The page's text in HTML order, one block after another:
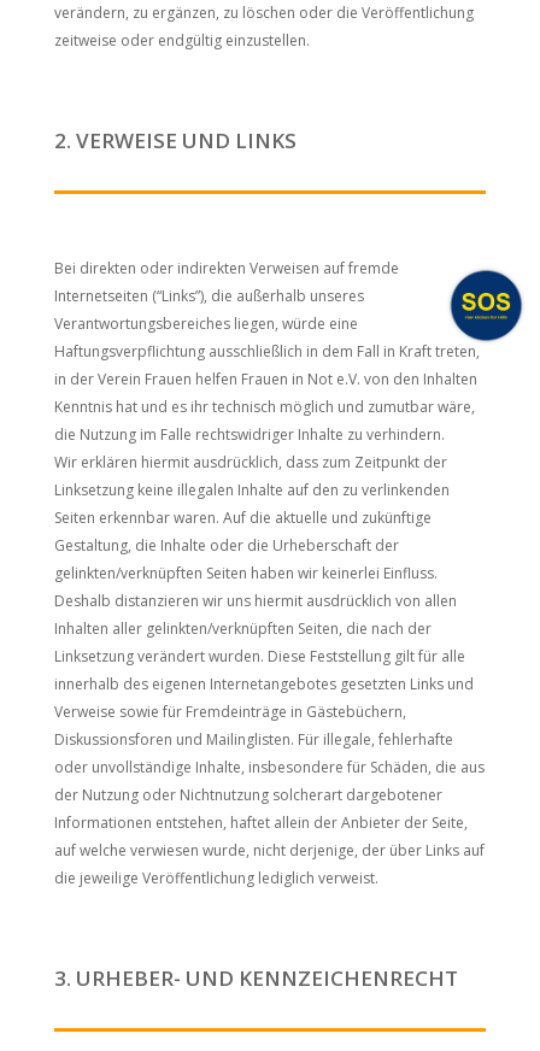
verändern, zu ergänzen, zu löschen oder die Veröffentlichung
zeitweise oder endgültig einzustellen.
2. VERWEISE UND LINKS
Bei direkten oder indirekten Verweisen auf fremde
Internetseiten (“Links”), die außerhalb unseres
Verantwortungsbereiches liegen, würde eine
Haftungsverpflichtung ausschließlich in dem Fall in Kraft treten,
in der Verein Frauen helfen Frauen in Not e.V. von den Inhalten
Kenntnis hat und es ihr technisch möglich und zumutbar wäre,
die Nutzung im Falle rechtswidriger Inhalte zu verhindern.
Wir erklären hiermit ausdrücklich, dass zum Zeitpunkt der
Linksetzung keine illegalen Inhalte auf den zu verlinkenden
Seiten erkennbar waren. Auf die aktuelle und zukünftige
Gestaltung, die Inhalte oder die Urheberschaft der
gelinkten/verknüpften Seiten haben wir keinerlei Einfluss.
Deshalb distanzieren wir uns hiermit ausdrücklich von allen
Inhalten aller gelinkten/verknüpften Seiten, die nach der
Linksetzung verändert wurden. Diese Feststellung gilt für alle
innerhalb des eigenen Internetangebotes gesetzten Links und
Verweise sowie für Fremdeinträge in Gästebüchern,
Diskussionsforen und Mailinglisten. Für illegale, fehlerhafte
oder unvollständige Inhalte, insbesondere für Schäden, die aus
der Nutzung oder Nichtnutzung solcherart dargebotener
Informationen entstehen, haftet allein der Anbieter der Seite,
auf welche verwiesen wurde, nicht derjenige, der über Links auf
die jeweilige Veröffentlichung lediglich verweist.
3. URHEBER- UND KENNZEICHENRECHT